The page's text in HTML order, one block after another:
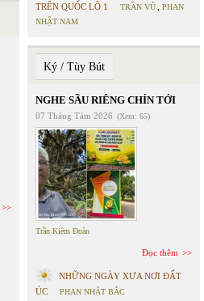
TRÊN QUỐC LỘ 1
TRẦN VŨ
PHAN
NHẬT NAM
Ký / Tùy Bút
NGHE SẦU RIÊNG CHÍN TỚI
07 Tháng Tám 2026 (Xem: 65)
Trần Kiêm Đoàn
Đọc thêm
NHỮNG NGÀY XƯA NƠI ĐẤT
ÚC
PHAN NHẬT BẮC